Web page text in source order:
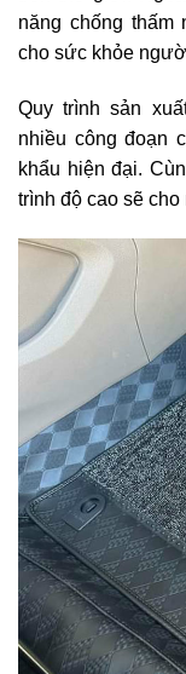
năng chống
cho sức khỏe
Quy trình sản
nhiều công đoạn
khẩu hiện đại.
trình độ cao sẽ cho